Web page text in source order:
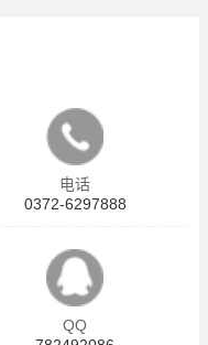
电话
0372-6297888
QQ